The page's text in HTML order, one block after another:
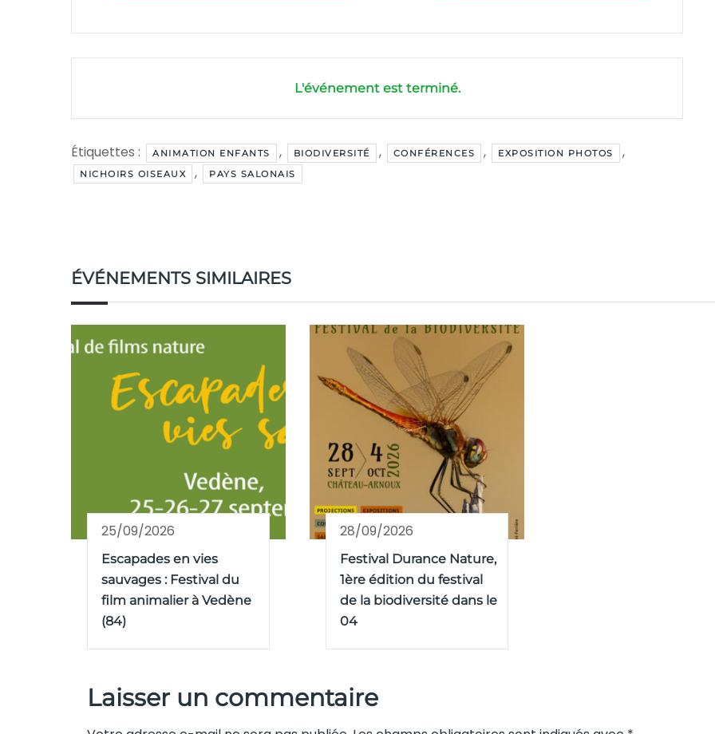
L'événement est terminé.
Étiquettes : ANIMATION ENFANTS , BIODIVERSITÉ , CONFÉRENCES , EXPOSITION PHOTOS ,
NICHOIRS OISEAUX , PAYS SALONAIS
ÉVÉNEMENTS SIMILAIRES
25/09/2026
Escapades en vies
sauvages : Festival du
film animalier à Vedène
(84)
28/09/2026
Festival Durance Nature,
1ère édition du festival
de la biodiversité dans le
04
Laisser un commentaire